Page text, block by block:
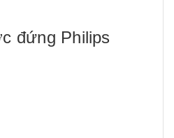
đứng Philips